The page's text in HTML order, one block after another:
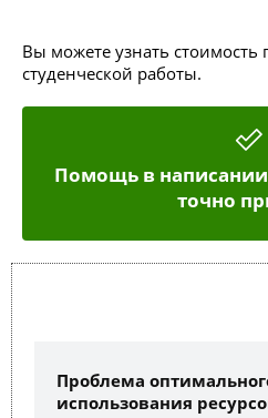
Вы можете узнать
студенческой работы.
Помощь в
точно
Проблема
использования